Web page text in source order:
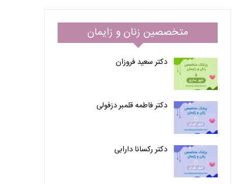
متخصصین زنان و زایمان
دکتر سعید فروزان
دکتر فاطمه قلمبر دزفولی
دکتر رکسانا دارابی